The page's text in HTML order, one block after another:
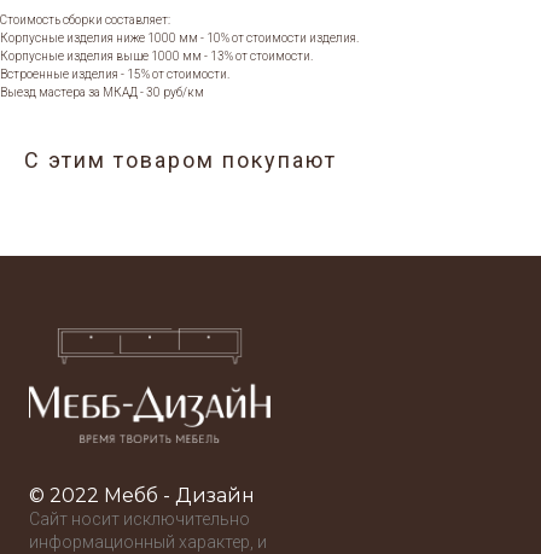
Стоимость сборки составляет:
Корпусные изделия ниже 1000 мм - 10% от стоимости изделия.
Корпусные изделия выше 1000 мм - 13% от стоимости.
Встроенные изделия - 15% от стоимости.
Выезд мастера за МКАД - 30 руб/км
С этим товаром покупают
© 2022 Мебб - Дизайн
Сайт носит исключительно
информационный характер, и